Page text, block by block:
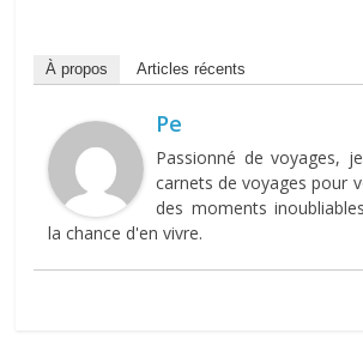
À propos Articles récents
Pe
Passionné de voyages,
carnets de voyages pour
des moments
la chance d'en vivre.